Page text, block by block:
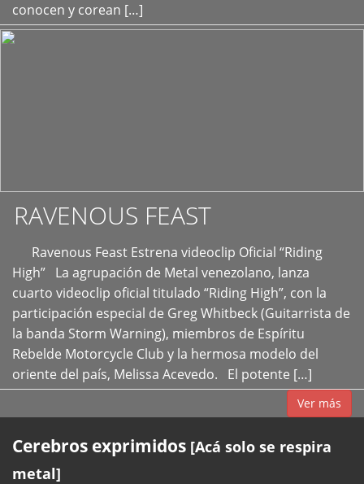
conocen y corean […]
RAVENOUS FEAST
Ravenous Feast Estrena videoclip Oficial “Riding
High” La agrupación de Metal venezolano, lanza
cuarto videoclip oficial titulado “Riding High”, con la
participación especial de Greg Whitbeck (Guitarrista de
la banda Storm Warning), miembros de Espíritu
Rebelde Motorcycle Club y la hermosa modelo del
oriente del país, Melissa Acevedo. El potente […]
Ver más
Cerebros exprimidos [Acá solo se respira
metal]